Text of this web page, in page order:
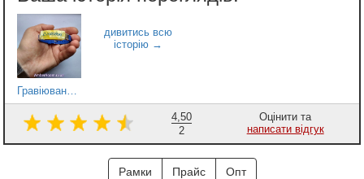
4,50
2
Оцінити та
написати відгук
Рамки Прайс Опт